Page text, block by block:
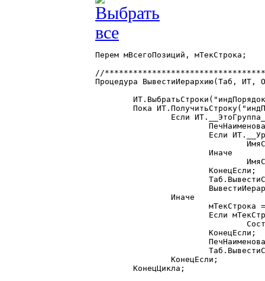
Перем мВсегоПозиций, мТекСтрока;
//
Процедура ВывестиИерархию(Таб,